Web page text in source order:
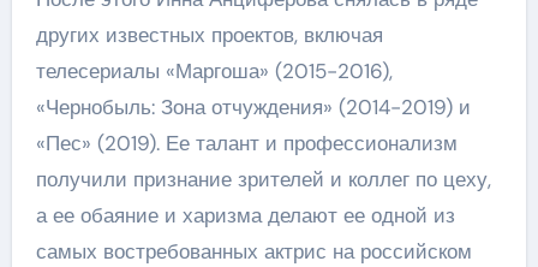
других известных проектов, включая
телесериалы «Маргоша» (2015-2016),
«Чернобыль: Зона отчуждения» (2014-2019) и
«Пес» (2019). Ее талант и профессионализм
получили признание зрителей и коллег по цеху,
а ее обаяние и харизма делают ее одной из
самых востребованных актрис на российском